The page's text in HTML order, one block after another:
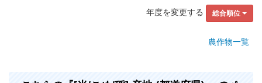
年度を変更する 総合順位
農作物一覧